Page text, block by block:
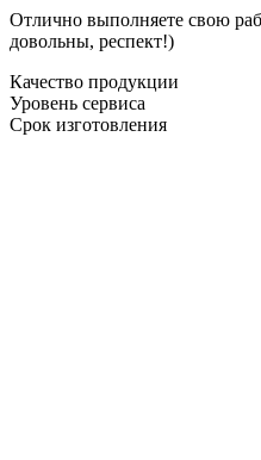
Отлично выполняете свою
довольны, респект!)
Качество продукции
Уровень сервиса
Срок изготовления